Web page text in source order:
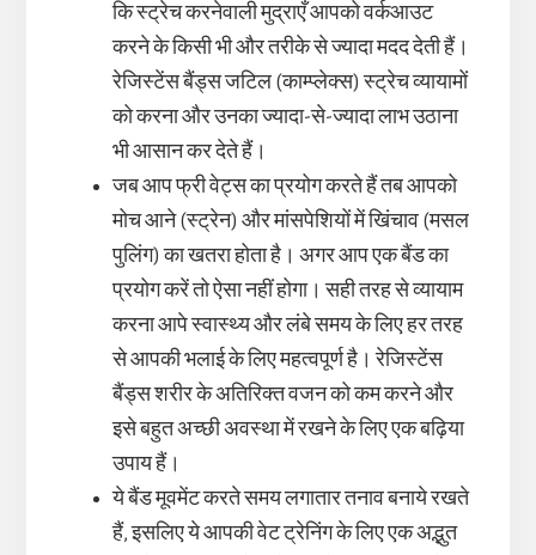
कि स्ट्रेच करनेवाली मुद्राएँ आपको वर्कआउट
करने के किसी भी और तरीके से ज्यादा मदद देती हैं।
रेजिस्टेंस बैंड्स जटिल (काम्प्लेक्स) स्ट्रेच व्यायामों
को करना और उनका ज्यादा-से-ज्यादा लाभ उठाना
भी आसान कर देते हैं।
जब आप फ्री वेट्स का प्रयोग करते हैं तब आपको
मोच आने (स्ट्रेन) और मांसपेशियों में खिंचाव (मसल
पुलिंग) का खतरा होता है। अगर आप एक बैंड का
प्रयोग करें तो ऐसा नहीं होगा। सही तरह से व्यायाम
करना आपे स्वास्थ्य और लंबे समय के लिए हर तरह
से आपकी भलाई के लिए महत्वपूर्ण है। रेजिस्टेंस
बैंड्स शरीर के अतिरिक्त वजन को कम करने और
इसे बहुत अच्छी अवस्था में रखने के लिए एक बढ़िया
उपाय हैं।
ये बैंड मूवमेंट करते समय लगातार तनाव बनाये रखते
हैं, इसलिए ये आपकी वेट ट्रेनिंग के लिए एक अद्भुत